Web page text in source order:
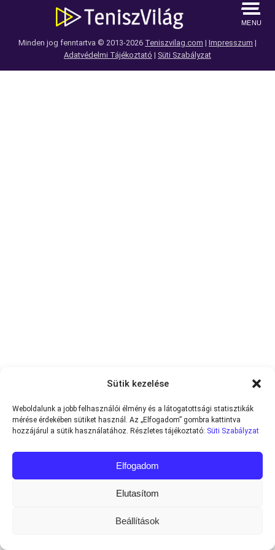
Sütik kezelése
Weboldalunk a jobb felhasználói élmény és a látogatottsági statisztikák
mérése érdekében sütiket használ. Az „Elfogadom” gombra kattintva
hozzájárul a sütik használatához. Részletes tájékoztató: Süti Szabályzat
Elfogadom
Elutasítom
Beállítások
MENU
Minden jog fenntartva © 2013-2026 Teniszvilag.com | Impresszum |
Adatvédelmi Tájékoztató | Süti Szabályzat